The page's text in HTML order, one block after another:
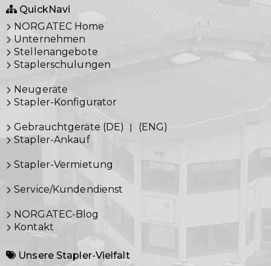
QuickNavi
NORGATEC Home
Unternehmen
Stellenangebote
Staplerschulungen
Neugeräte
Stapler-Konfigurator
Gebrauchtgeräte (DE) |
(ENG)
Stapler-Ankauf
Stapler-Vermietung
Service/Kundendienst
NORGATEC-Blog
Kontakt
Unsere Stapler-Vielfalt